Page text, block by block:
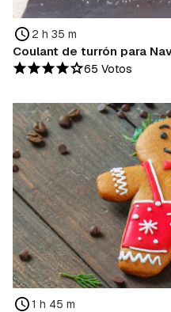
2 h 35 m
Coulant de turrón para
65 Votos
1 h 45 m